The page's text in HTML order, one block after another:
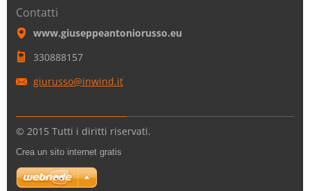
Contatti
www.giuseppeantoniorusso.eu
330888157
giurusso@inwind.it
© 2015 Tutti i diritti riservati.
Crea un sito internet gratis